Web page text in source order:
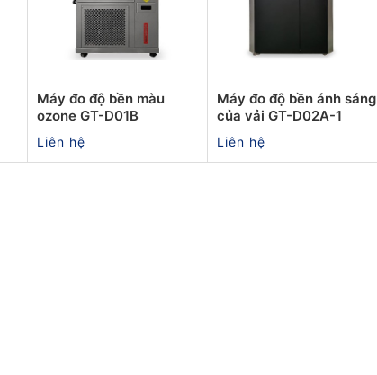
Máy đo độ bền màu
ozone GT-D01B
Liên hệ
Máy đo độ bền ánh sáng
của vải GT-D02A-1
Liên hệ